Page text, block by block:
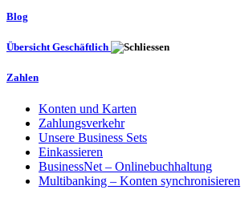
Blog
Übersicht Geschäftlich
Zahlen
Konten und Karten
Zahlungsverkehr
Unsere Business Sets
Einkassieren
BusinessNet – Onlinebuchhaltung
Multibanking – Konten synchronisieren